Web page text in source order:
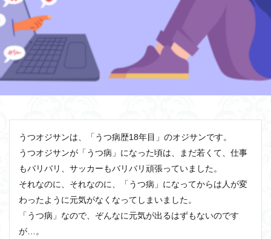
うつオジサンは、「うつ病歴18年目」のオジサンです。
うつオジサンが「うつ病」になった頃は、まだ若くて、仕事
もバリバリ、サッカーもバリバリ頑張っていました。
それなのに、それなのに、「うつ病」になってからは人が変
わったように元気がなくなってしまいました。
「うつ病」なので、ぞんなに元気が出るはずもないのです
が…。